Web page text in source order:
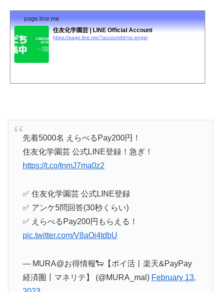
page.line.me
住友化学園芸 | LINE Official Account
https://page.line.me/?accountId=sc-engei
先着5000名 えらべるPay200円！
住友化学園芸 公式LINE登録！急ぎ！
https://t.co/tnmJ7ma0z2
✅ 住友化学園芸 公式LINE登録
✅ アンケ5問回答(30秒くらい)
✅ えらべるPay200円もらえる！
pic.twitter.com/V8aOi4tdbU
— MURA@お得情報🐑【ポイ活丨楽天&PayPay
経済圏丨マネリテ】 (@MURA_mal) February 13,